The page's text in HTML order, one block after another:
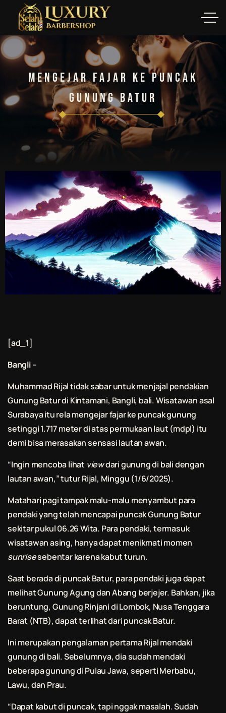
Mengejar Fajar Ke Puncak
Gunung Batur
[ad_1]
Bangli–
Muhammad Rijal tidak sabar untuk menjajal pendakian
Gunung Batur di Kintamani, Bangli, bali. Wisatawan asal
Surabaya itu rela mengejar fajar ke puncak gunung
setinggi 1.717 meter di atas permukaan laut (mdpl) itu
demi bisa merasakan sensasi lautan awan.
“Ingin mencoba lihat viewdari gunung di balidengan
lautan awan,” tutur Rijal, Minggu (1/6/2025).
Matahari pagi tampak malu-malu menyambut para
pendaki yang telah mencapai puncak Gunung Batur
sekitar pukul 06.26 Wita. Para pendaki, termasuk
wisatawan asing, hanya dapat menikmati momen
sunrisesebentar karena kabut turun.
Saat berada di puncak Batur, para pendaki juga dapat
melihat Gunung Agung dan Abang berjejer. Bahkan, jika
beruntung, Gunung Rinjani di Lombok, Nusa Tenggara
Barat (NTB), dapat terlihat dari puncak Batur.
Ini merupakan pengalaman pertama Rijal mendaki
gunung di bali. Sebelumnya, dia sudah mendaki
beberapa gunung di Pulau Jawa, seperti Merbabu,
Lawu, dan Prau.
“Dapat kabut di puncak, tapi nggak masalah. Sudah